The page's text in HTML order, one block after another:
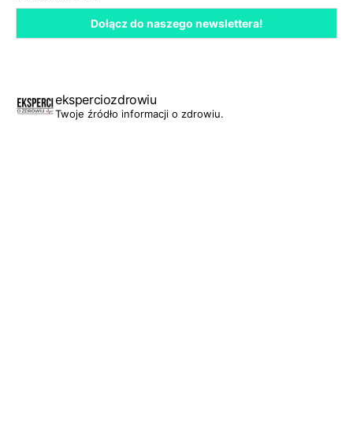
eksperciozdrowiu
Twoje źródło informacji o zdrowiu.